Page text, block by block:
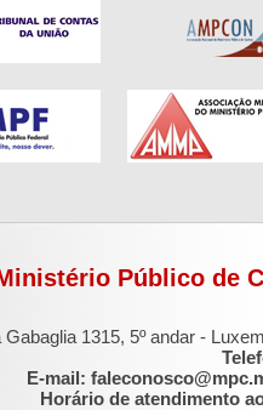
Público de
Gabaglia 1315, 5º andar -
E-mail:
Horário de atendimento